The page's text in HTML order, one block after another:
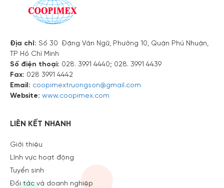
Địa chỉ: Số 30 Đặng Văn Ngữ, Phường 10, Quận Phú Nhuận,
TP Hồ Chí Minh
Số điện thoại: 028. 3991 4440; 028. 3991 4439
Fax: 028 3991 4442
Email: coopimextruongson@gmail.com
Website: www.coopimex.com
LIÊN KẾT NHANH
Giới thiệu
Lĩnh vực hoạt động
Tuyển sinh
Đối tác và doanh nghiệp